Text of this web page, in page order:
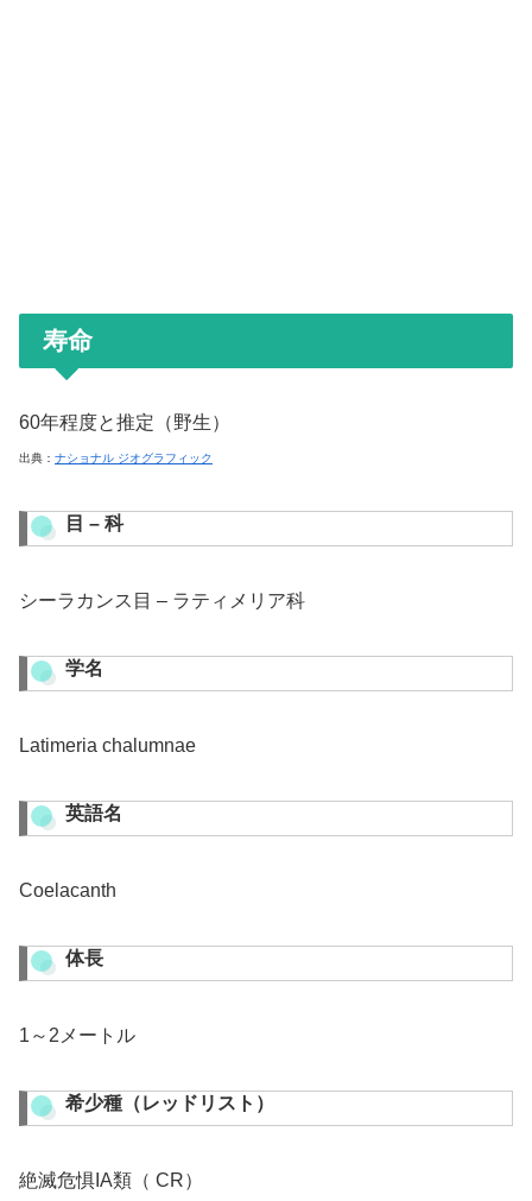
寿命
60年程度と推定（野生）
出典： ナショナル ジオグラフィック
目 – 科
シーラカンス目 – ラティメリア科
学名
Latimeria chalumnae
英語名
Coelacanth
体長
1～2メートル
希少種（レッドリスト）
絶滅危惧IA類（ CR）